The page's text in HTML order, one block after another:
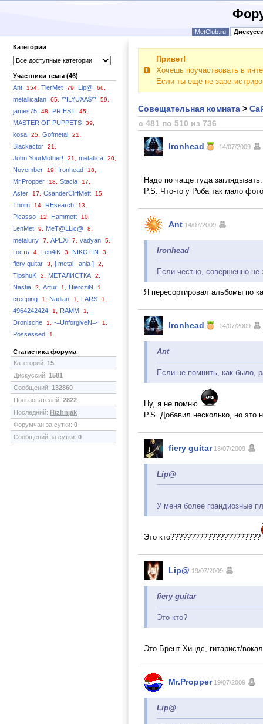
MetClub.ru
Категории
Участники темы (46)
Ant
154, TierMet 79, Lip@ 66,
metallicafan 65, **ILYUXA$** 59,
james75 48, PRIEST 45,
MASTER OF PUPPETS 39,
kosa 25, Gofmetal 21,
Blackactor 21,
John!YourMother! 21, metallica 20,
November 19, Ironhead 18,
Mr.Propper 18, Stacia 17,
Aster 17, CsanderCliffMett 15,
Thorn 14, REsearch 13,
Picasso 12, Hammett 10,
LenMet 9, MeT@LLic@ 8,
metaluriy 7, APEXi 7, vadyan 5,
Гость 4, Len4iK 3, NIKOTIN 3,
fiery guitar 3, [ metal _ania ] 2,
TipshuK 2, МЕТАЛИСТКА 2,
Nastia 2, Artur 1, HiercziN 1,
creeping 1, Nadian 1, LARS 1,
4964242424 1, RAMM 1,
Dronische 1, -=UnforgiveN=- 1,
Possessed 1
Статистика форума
Категорий: 15
Дискуссий: 1581
Сообщений: 132860
Пользователей: 2822
Последний: Hizhnjak
Форумчан за сутки: 0
Сообщений за сутки: 0
Привет!
Хочешь поучаствовать в
Если ты ещё не
Совещательная комната >
с 481 по 510 из 736
Ironhead 14/07/2009
Надо по чаще туда
P.S. Что-то у Роба так мало
Ant 14/07/2009
Ironhead
Если честно, совершенно не
Я пересортировал альбомы по
Ironhead 14/07/2009
Ant
Если не помнить, как было,
Ну, я не помню
P.S. Добавил несколько, но это
fiery guitar 18/07/2009
Lip@
У меня более грандиозные
Это кто??????????????????????
Lip@ 19/07/2009
fiery guitar
Это кто?
Это Брент Хиндс, гитарист/
Mr.Propper 19/07/2009
Lip@